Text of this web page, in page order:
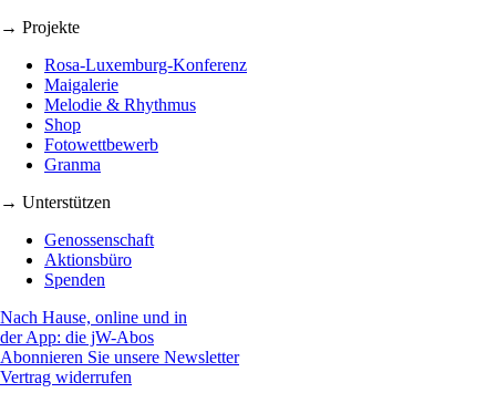
→ Projekte
Rosa-Luxemburg-Konferenz
Maigalerie
Melodie & Rhythmus
Shop
Fotowettbewerb
Granma
→ Unterstützen
Genossenschaft
Aktionsbüro
Spenden
Nach Hause, online und in
der App: die jW-Abos
Abonnieren Sie unsere Newsletter
Vertrag widerrufen